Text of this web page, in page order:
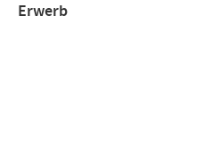
Erwerb